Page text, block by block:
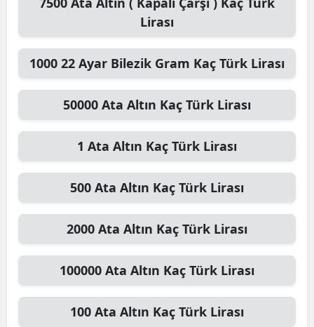
Lirası
1000 22 Ayar Bilezik Gram Kaç Türk Lirası
50000 Ata Altın Kaç Türk Lirası
1 Ata Altın Kaç Türk Lirası
500 Ata Altın Kaç Türk Lirası
2000 Ata Altın Kaç Türk Lirası
100000 Ata Altın Kaç Türk Lirası
100 Ata Altın Kaç Türk Lirası